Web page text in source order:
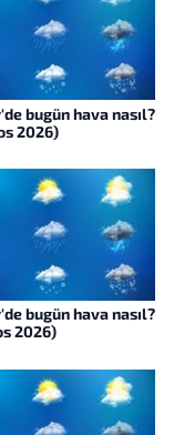
bugün hava nasıl?
2026)
bugün hava nasıl?
2026)